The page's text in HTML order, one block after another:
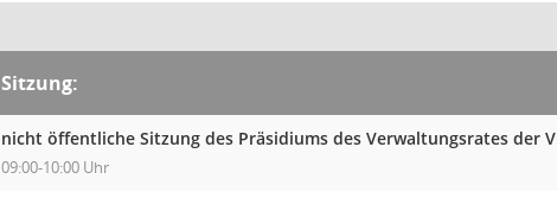
Sitzung:
nicht öffentliche Sitzung des Präsidiums des Verwaltungsrates der
09:00-10:00 Uhr